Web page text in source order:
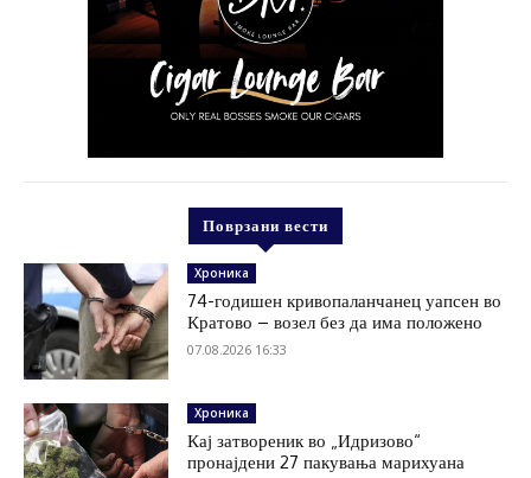
Поврзани вести
Хроника
74-годишен кривопаланчанец уапсен во
Кратово – возел без да има положено
07.08.2026 16:33
Хроника
Кај затвореник во „Идризово“
пронајдени 27 пакувања марихуана